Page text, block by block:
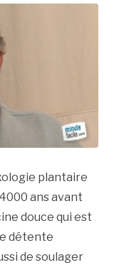
plantaire
ans avant
douce qui est
détente
de soulager